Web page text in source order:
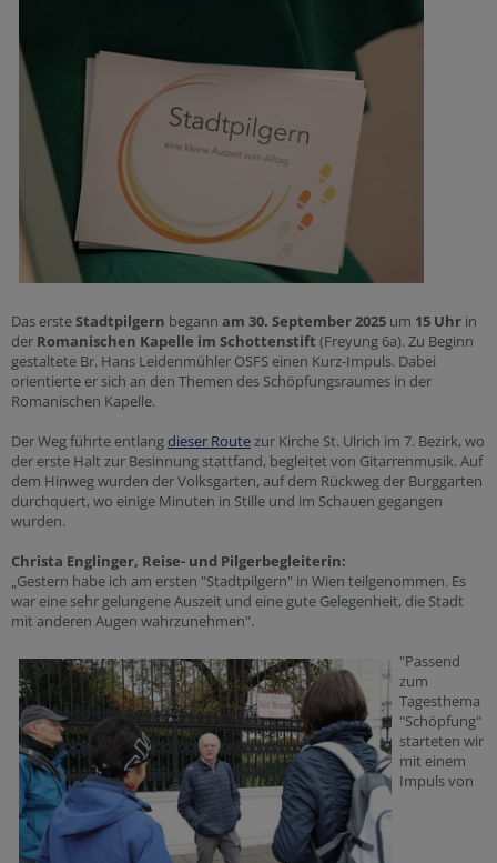
Das ersteStadtpilgern begann am 30. September 2025 um 15 Uhr in
der Romanischen Kapelle im Schottenstift (Freyung 6a). Zu Beginn
gestaltete Br. Hans Leidenmühler OSFS einen Kurz-Impuls. Dabei
orientierte er sich an den Themen des Schöpfungsraumes in der
Romanischen Kapelle.
Der Weg führte entlangdieser Routezur Kirche St. Ulrich im 7. Bezirk, wo
der erste Halt zur Besinnung stattfand, begleitet von Gitarrenmusik. Auf
dem Hinweg wurden der Volksgarten, auf dem Rückweg der Burggarten
durchquert, wo einige Minuten in Stille und im Schauen gegangen
wurden.
Christa Englinger, Reise- und Pilgerbegleiterin:
„Gestern habe ich am ersten "Stadtpilgern" in Wien teilgenommen. Es
war eine sehr gelungene Auszeit und eine gute Gelegenheit, die Stadt
mit anderen Augen wahrzunehmen".
"Passend
zum
Tagesthema
"Schöpfung"
starteten wir
mit einem
Impuls von